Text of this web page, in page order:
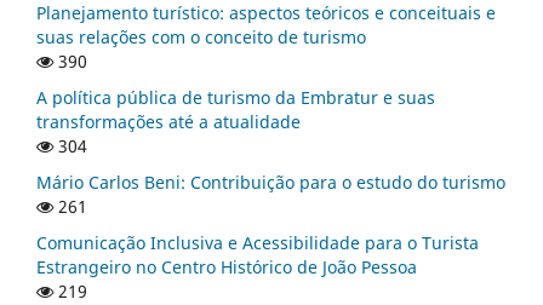
Planejamento turístico: aspectos teóricos e conceituais e
suas relações com o conceito de turismo
390
A política pública de turismo da Embratur e suas
transformações até a atualidade
304
Mário Carlos Beni: Contribuição para o estudo do turismo
261
Comunicação Inclusiva e Acessibilidade para o Turista
Estrangeiro no Centro Histórico de João Pessoa
219